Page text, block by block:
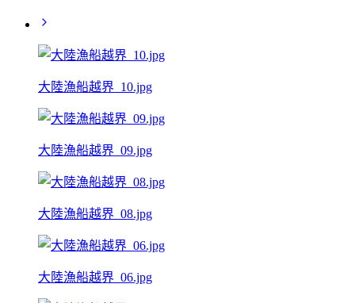
大陸漁船越界_10.jpg
大陸漁船越界_09.jpg
大陸漁船越界_08.jpg
大陸漁船越界_06.jpg